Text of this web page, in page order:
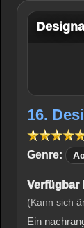
16.
Genre:
Verfügbar
(Kann sich
Ein